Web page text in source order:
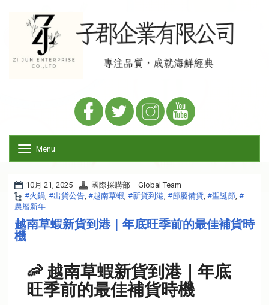
o
g
l
a
a
t
i
o
Menu
10月 21, 2025
國際採購部｜Global Team
#火鍋, #出貨公告, #越南草蝦, #新貨到港, #節慶備貨, #聖誕節, #
農曆新年
越南草蝦新貨到港｜年底旺季前的最佳補貨時
機
🦐 越南草蝦新貨到港｜年底
旺季前的最佳補貨時機